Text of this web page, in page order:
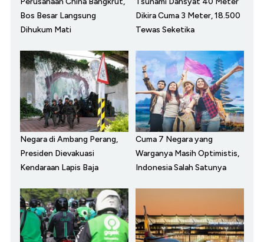
Bos Besar Langsung
Dihukum Mati
Dikira Cuma 3 Meter, 18.500
Tewas Seketika
Negara di Ambang Perang,
Presiden Dievakuasi
Kendaraan Lapis Baja
Cuma 7 Negara yang
Warganya Masih Optimistis,
Indonesia Salah Satunya